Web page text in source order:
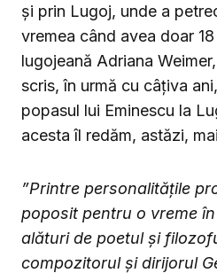
şi prin Lugoj, unde a
vremea când avea doar
lugojeană Adriana
scris, în urmă cu câţiva
popasul lui Eminescu la
acesta îl redăm, astăzi,
”Printre personalităţile
poposit pentru o vreme
alături de poetul şi
compozitorul şi dirijorul